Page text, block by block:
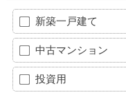
新築一戸建て
中古マンション
投資用